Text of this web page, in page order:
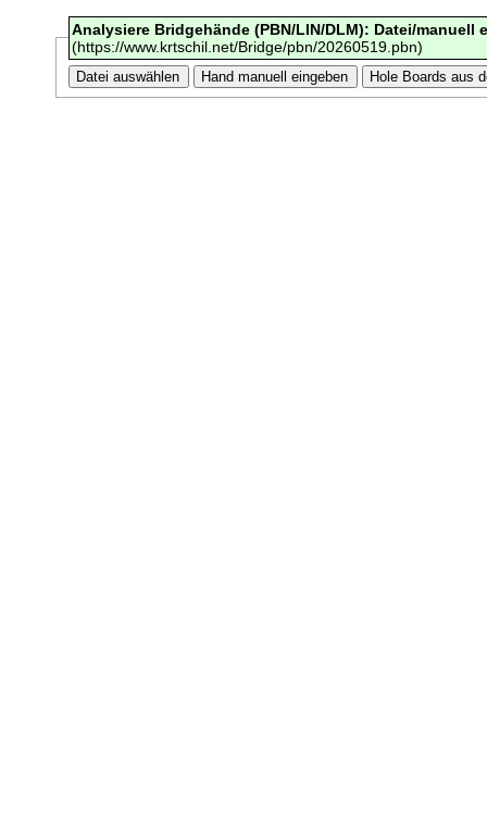
Analysiere Bridgehände (PBN/LIN/DLM): Datei/manuell
(https://www.krtschil.net/Bridge/pbn/20260519.pbn)
Hand manuell eingeben Hole Boards aus